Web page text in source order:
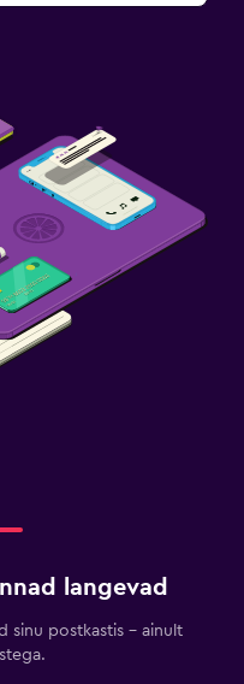
langevad
sinu postkastis – ainult